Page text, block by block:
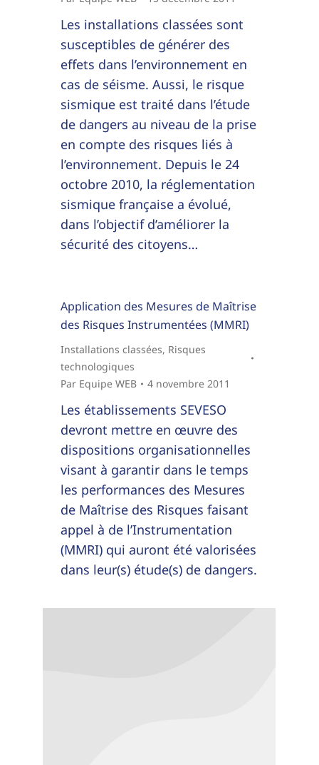
Les installations classées sont
susceptibles de générer des
effets dans l’environnement en
cas de séisme. Aussi, le risque
sismique est traité dans l’étude
de dangers au niveau de la prise
en compte des risques liés à
l’environnement. Depuis le 24
octobre 2010, la réglementation
sismique française a évolué,
dans l’objectif d’améliorer la
sécurité des citoyens…
Application des Mesures de Maîtrise
des Risques Instrumentées (MMRI)
Installations classées, Risques
technologiques
Par Equipe WEB 4 novembre 2011
Les établissements SEVESO
devront mettre en œuvre des
dispositions organisationnelles
visant à garantir dans le temps
les performances des Mesures
de Maîtrise des Risques faisant
appel à de l’Instrumentation
(MMRI) qui auront été valorisées
dans leur(s) étude(s) de dangers.